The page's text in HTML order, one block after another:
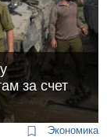
за счет
Экономика